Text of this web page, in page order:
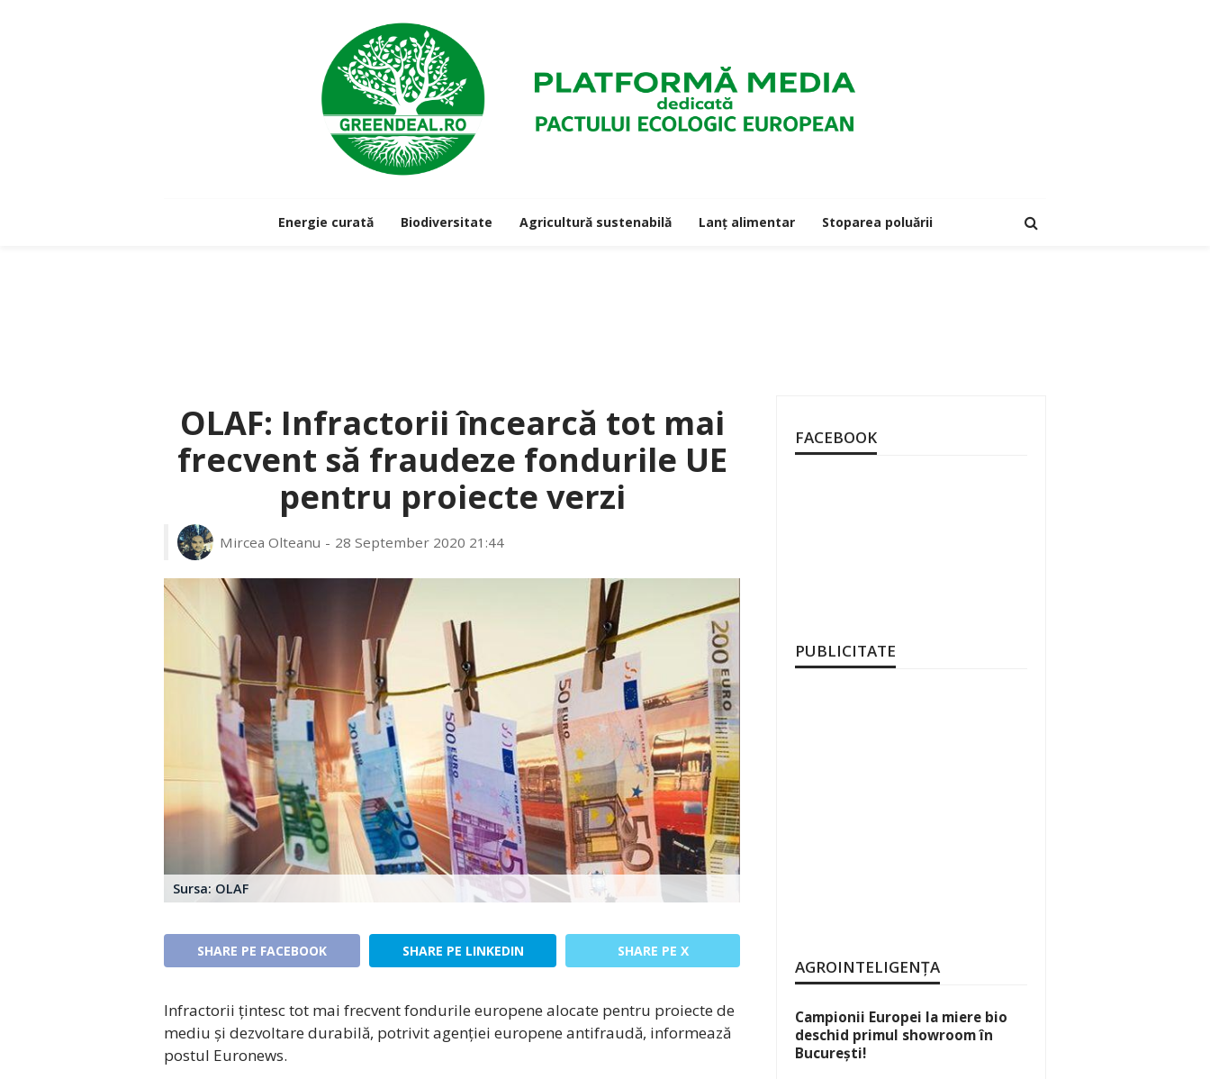
Energie curată Biodiversitate Agricultură sustenabilă Lanț alimentar Stoparea poluării
OLAF: Infractorii încearcă tot mai
frecvent să fraudeze fondurile UE
pentru proiecte verzi
Mircea Olteanu 28 September 2020 21:44
Sursa: OLAF
SHARE PE FACEBOOK SHARE PE LINKEDIN SHARE PE X
Infractorii țintesc tot mai frecvent fondurile europene alocate pentru proiecte de
mediu și dezvoltare durabilă, potrivit agenției europene antifraudă, informează
postul Euronews.
FACEBOOK
PUBLICITATE
AGROINTELIGENȚA
Campionii Europei la miere bio
deschid primul showroom în
București!